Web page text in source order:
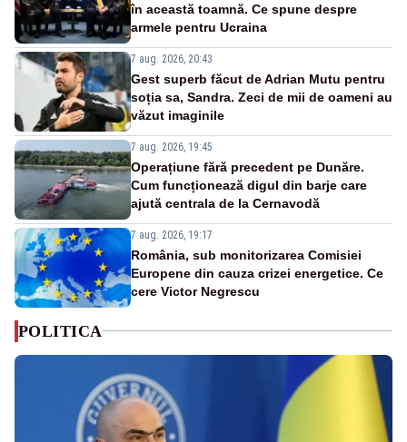
în această toamnă. Ce spune despre
armele pentru Ucraina
7 aug. 2026, 20:43
Gest superb făcut de Adrian Mutu pentru
soția sa, Sandra. Zeci de mii de oameni au
văzut imaginile
7 aug. 2026, 19:45
Operațiune fără precedent pe Dunăre.
Cum funcționează digul din barje care
ajută centrala de la Cernavodă
7 aug. 2026, 19:17
România, sub monitorizarea Comisiei
Europene din cauza crizei energetice. Ce
cere Victor Negrescu
POLITICA